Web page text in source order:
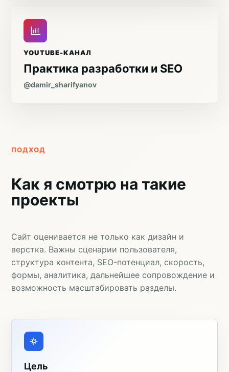
YOUTUBE-КАНАЛ
Практика разработки и SEO
@damir_sharifyanov
ПОДХОД
Как я смотрю на такие
проекты
Сайт оценивается не только как дизайн и
верстка. Важны сценарии пользователя,
структура контента, SEO-потенциал, скорость,
формы, аналитика, дальнейшее сопровождение и
возможность масштабировать разделы.
Цель